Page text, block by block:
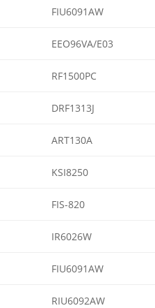
FIU6091AW
EEO96VA/E03
RF1500PC
DRF1313J
ART130A
KSI8250
FIS-820
IR6026W
FIU6091AW
RIU6092AW